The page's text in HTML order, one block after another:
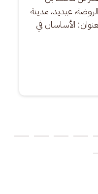
محمد بن حفيظ في
الشهرية الـ71، في الساحة الشرقية
حارة المطار،